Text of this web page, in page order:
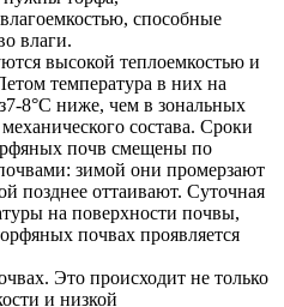
способные
влаги.
высокой теплоемкостью и
температура в них на
8°С ниже, чем в зональных
состава. Сроки
почв смещены по
зимой они промерзают
позднее оттаивают. Суточная
на поверхности почвы,
почвах проявляется
Это происходит не только
и низкой